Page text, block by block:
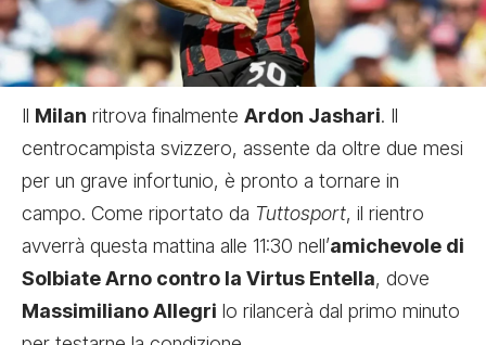
Il Milan ritrova finalmente Ardon Jashari. Il
centrocampista svizzero, assente da oltre due mesi
per un grave infortunio, è pronto a tornare in
campo. Come riportato da Tuttosport, il rientro
avverrà questa mattina alle 11:30 nell’amichevole di
Solbiate Arno contro la Virtus Entella, dove
Massimiliano Allegri lo rilancerà dal primo minuto